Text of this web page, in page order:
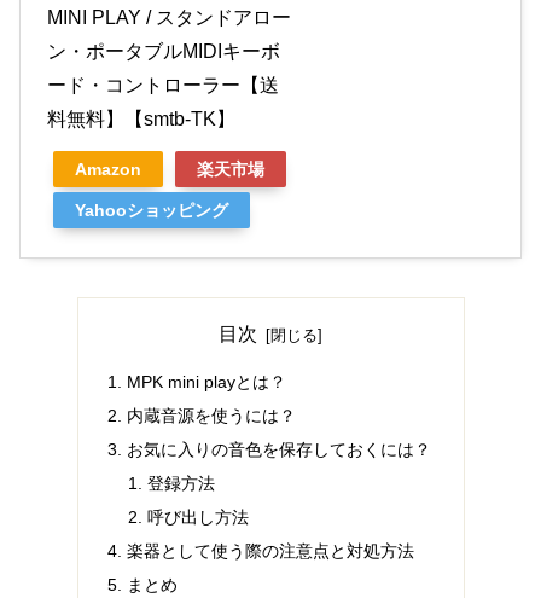
MINI PLAY / スタンドアロー
ン・ポータブルMIDIキーボ
ード・コントローラー【送
料無料】【smtb-TK】
Amazon 楽天市場
Yahooショッピング
目次
MPK mini playとは？
内蔵音源を使うには？
お気に入りの音色を保存しておくには？
登録方法
呼び出し方法
楽器として使う際の注意点と対処方法
まとめ